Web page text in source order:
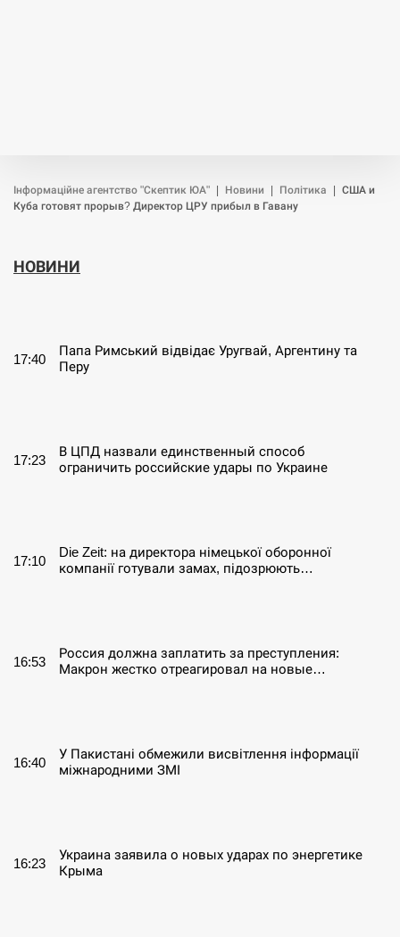
Інформаційне агентство "Скептик ЮА" Новини Політика
США и
Куба готовят прорыв? Директор ЦРУ прибыл в Гавану
НОВИНИ
17:40
Папа Римський відвідає Уругвай, Аргентину та
Перу
17:23
В ЦПД назвали единственный способ
ограничить российские удары по Украине
17:10
Die Zeit: на директора німецької оборонної
компанії готували замах, підозрюють…
16:53
Россия должна заплатить за преступления:
Макрон жестко отреагировал на новые…
16:40
У Пакистані обмежили висвітлення інформації
міжнародними ЗМІ
16:23
Украина заявила о новых ударах по энергетике
Крыма